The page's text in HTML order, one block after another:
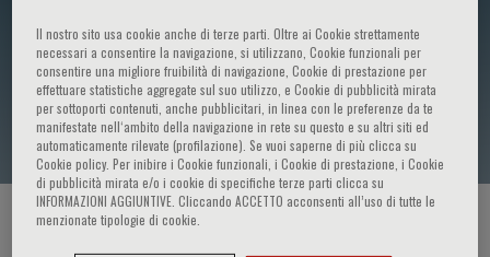
Claudio Cerchione
HOME PAGE / CORSI ED EVENTI
Il nostro sito usa cookie anche di terze parti. Oltre ai Cookie strettamente
necessari a consentire la navigazione, si utilizzano, Cookie funzionali per
consentire una migliore fruibilità di navigazione, Cookie di prestazione per
effettuare statistiche aggregate sul suo utilizzo, e Cookie di pubblicità mirata
per sottoporti contenuti, anche pubblicitari, in linea con le preferenze da te
manifestate nell‘ambito della navigazione in rete su questo e su altri siti ed
automaticamente rilevate (profilazione). Se vuoi saperne di più clicca su
Cookie policy. Per inibire i Cookie funzionali, i Cookie di prestazione, i Cookie
di pubblicità mirata e/o i cookie di specifiche terze parti clicca su
INFORMAZIONI AGGIUNTIVE. Cliccando ACCETTO acconsenti all’uso di tutte le
menzionate tipologie di cookie.